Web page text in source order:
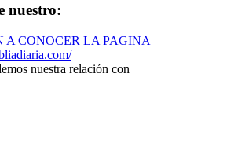
nuestro:
nuestra relación con